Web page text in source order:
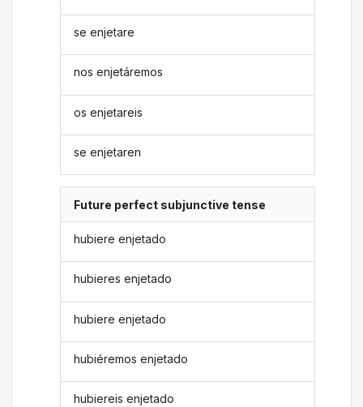
se enjetare
nos enjetáremos
os enjetareis
se enjetaren
Future perfect subjunctive tense
hubiere enjetado
hubieres enjetado
hubiere enjetado
hubiéremos enjetado
hubiereis enjetado